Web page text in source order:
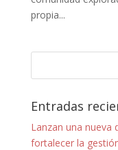
propia...
Entradas
Lanzan una nueva
fortalecer la